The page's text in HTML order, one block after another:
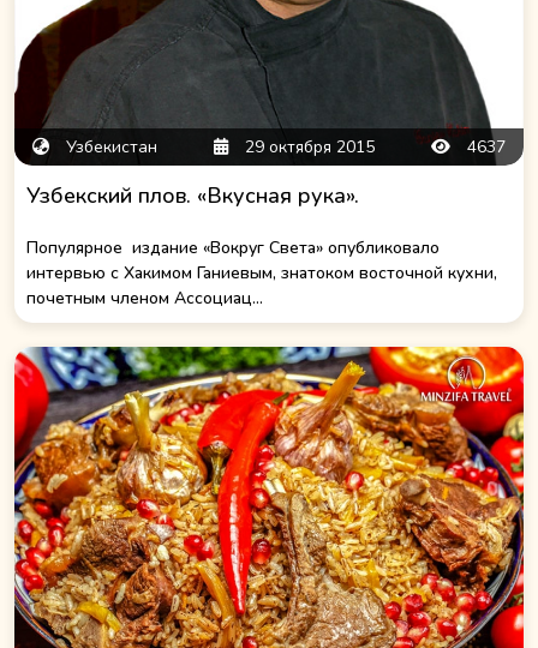
Узбекистан 29 октября 2015 4637
Узбекский плов. «Вкусная рука».
Популярное издание «Вокруг Света» опубликовало
интервью с Хакимом Ганиевым, знатоком восточной кухни,
почетным членом Ассоциац...